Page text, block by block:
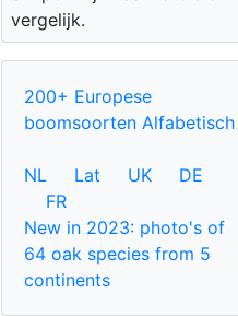
vergelijk.
200+ Europese
boomsoorten Alfabetisch
NL Lat UK
DE
FR
New in 2023: photo's of
64 oak species from 5
continents